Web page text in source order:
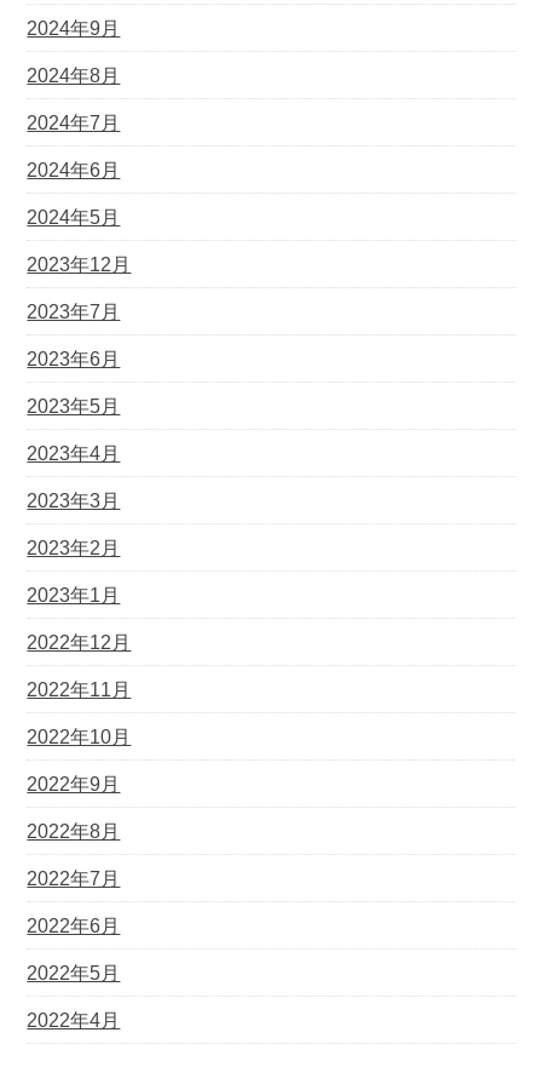
2024年9月
2024年8月
2024年7月
2024年6月
2024年5月
2023年12月
2023年7月
2023年6月
2023年5月
2023年4月
2023年3月
2023年2月
2023年1月
2022年12月
2022年11月
2022年10月
2022年9月
2022年8月
2022年7月
2022年6月
2022年5月
2022年4月